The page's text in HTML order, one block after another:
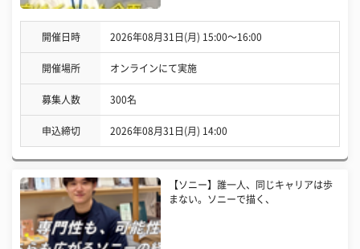
開催日時 2026年08月31日(月) 15:00〜16:00
開催場所 オンラインにて実施
募集人数 300名
申込締切 2026年08月31日(月) 14:00
【ソニー】誰一人、同じキャリアは歩
まない。ソニーで描く、